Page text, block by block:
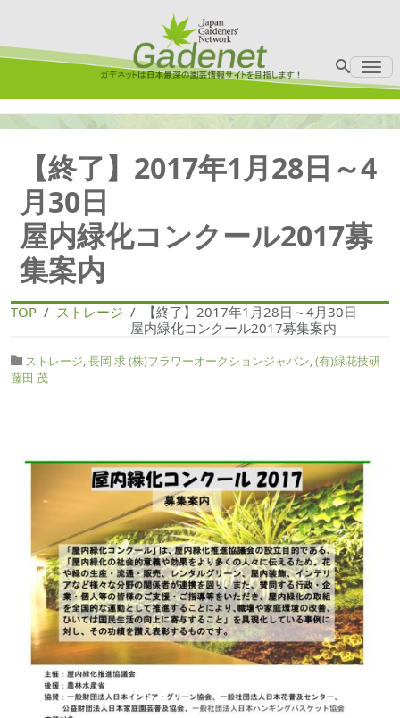
【終了】2017年1月28日～4
月30日
屋内緑化コンクール2017募
集案内
TOP ストレージ
【終了】2017年1月28日～4月30日
屋内緑化コンクール2017募集案内
ストレージ,長岡 求 (株)フラワーオークションジャパン,(有)緑花技研
藤田 茂